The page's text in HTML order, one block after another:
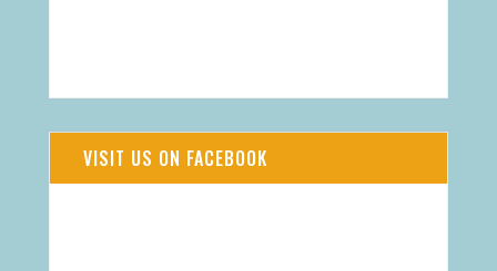
VISIT US ON FACEBOOK